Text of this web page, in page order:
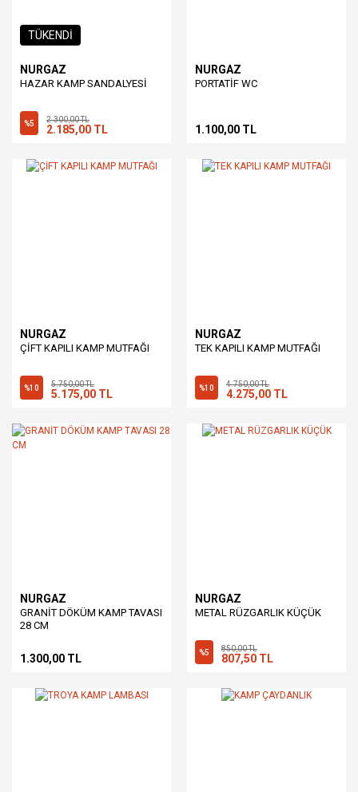
TÜKENDİ
NURGAZ
HAZAR KAMP SANDALYESİ
%5 2.300,00 TL
2.185,00 TL
NURGAZ
PORTATİF WC
1.100,00 TL
NURGAZ
ÇİFT KAPILI KAMP MUTFAĞI
%10 5.750,00 TL
5.175,00 TL
NURGAZ
TEK KAPILI KAMP MUTFAĞI
%10 4.750,00 TL
4.275,00 TL
NURGAZ
GRANİT DÖKÜM KAMP TAVASI
28 CM
1.300,00 TL
NURGAZ
METAL RÜZGARLIK KÜÇÜK
%5 850,00 TL
807,50 TL